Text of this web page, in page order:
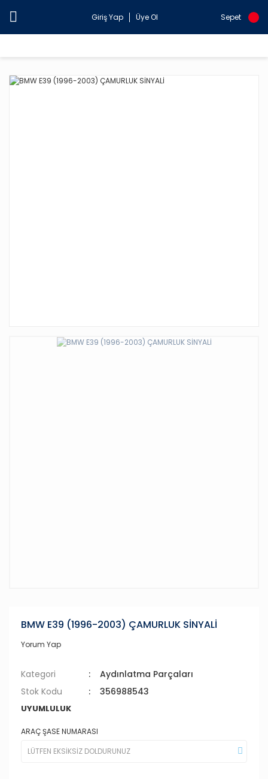
Giriş Yap Üye Ol Sepet
BMW E39 (1996-2003) ÇAMURLUK SİNYALİ
Yorum Yap
Kategori
Aydınlatma Parçaları
Stok Kodu
356988543
UYUMLULUK
ARAÇ ŞASE NUMARASI